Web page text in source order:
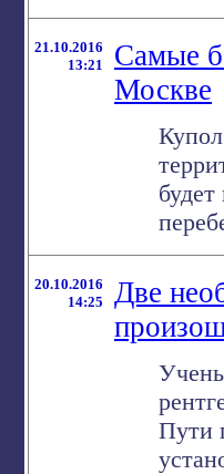
21.10.2016
13:21
Самые
Москве
20.10.2016
14:25
Две
Пути